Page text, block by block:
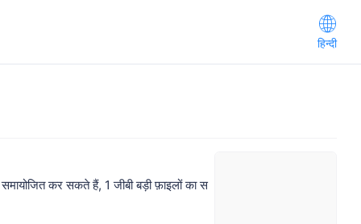
हिन्दी
कर सकते हैं, 1 जीबी बड़ी फ़ाइलों का स